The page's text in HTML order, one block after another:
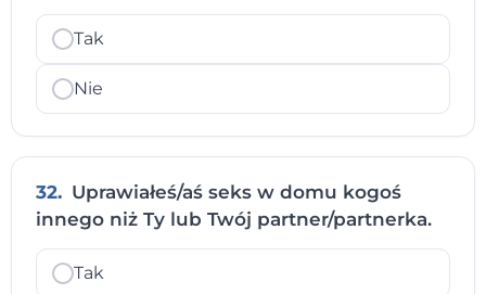
Tak
Nie
32. Uprawiałeś/aś seks w domu kogoś
innego niż Ty lub Twój partner/partnerka.
Tak